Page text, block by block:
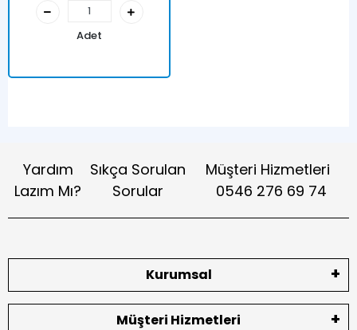
Adet
Yardım
Lazım Mı?
Sıkça Sorulan
Sorular
Müşteri Hizmetleri
0546 276 69 74
Kurumsal
Müşteri Hizmetleri